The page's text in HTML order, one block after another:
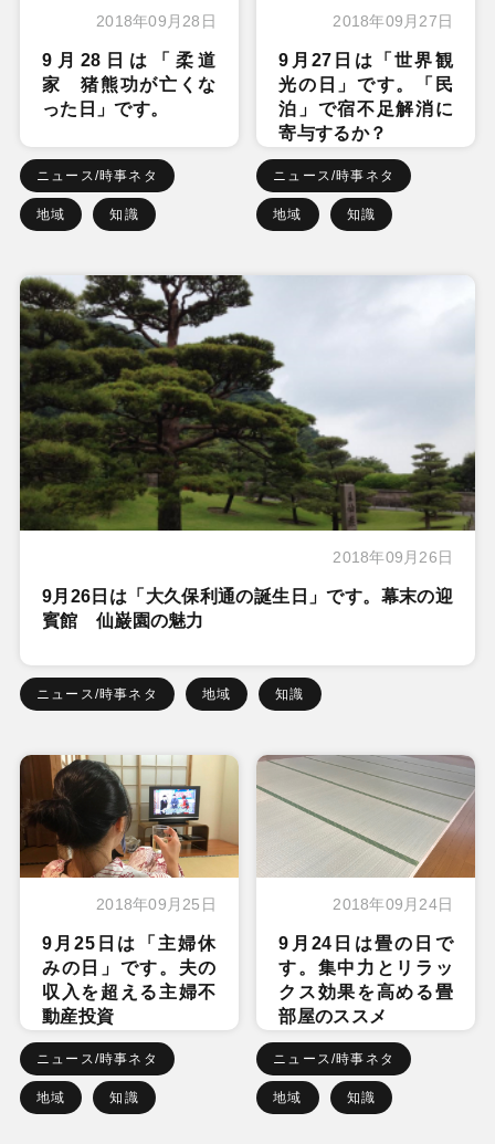
2018年09月28日
9月28日は「柔道
家 猪熊功が亡くな
った日」です。
ニュース/時事ネタ
地域 知識
2018年09月27日
9月27日は「世界観
光の日」です。「民
泊」で宿不足解消に
寄与するか？
ニュース/時事ネタ
地域 知識
2018年09月26日
9月26日は「大久保利通の誕生日」です。幕末の迎
賓館 仙巌園の魅力
ニュース/時事ネタ 地域 知識
2018年09月25日
9月25日は「主婦休
みの日」です。夫の
収入を超える主婦不
動産投資
ニュース/時事ネタ
地域 知識
2018年09月24日
9月24日は畳の日で
す。集中力とリラッ
クス効果を高める畳
部屋のススメ
ニュース/時事ネタ
地域 知識